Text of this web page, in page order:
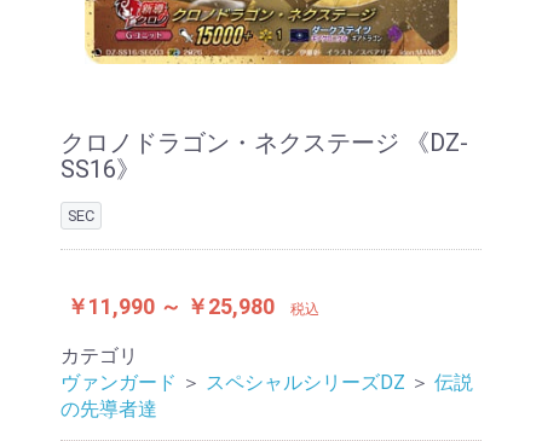
クロノドラゴン・ネクステージ 《DZ-
SS16》
SEC
￥11,990 ～ ￥25,980 税込
カテゴリ
ヴァンガード ＞ スペシャルシリーズDZ ＞ 伝説
の先導者達